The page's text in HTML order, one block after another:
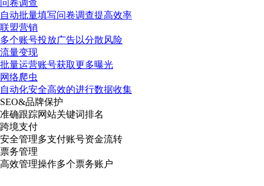
问卷调查
自动批量填写问卷调查提高效率
联盟营销
多个账号投放广告以分散风险
流量变现
批量运营账号获取更多曝光
网络爬虫
自动化安全高效的进行数据收集
SEO&品牌保护
准确跟踪网站关键词排名
跨境支付
安全管理多支付账号资金流转
票务管理
高效管理操作多个票务账户